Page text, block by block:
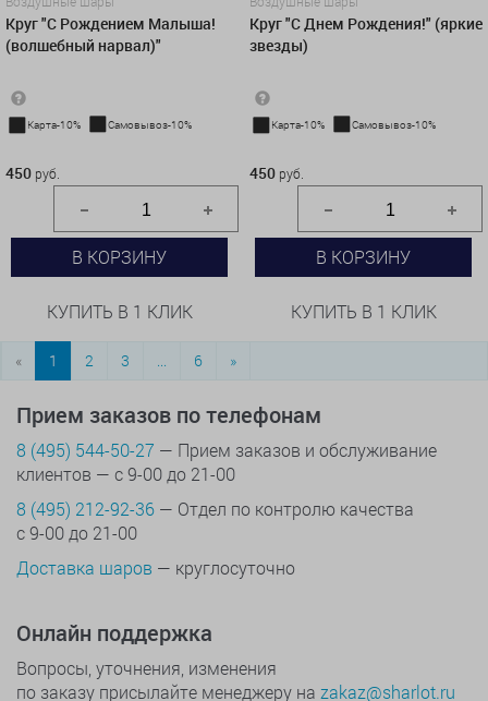
Круг "С Рождением Малыша!
(волшебный нарвал)"
Карта-10% Самовывоз-10%
450 руб.
В КОРЗИНУ
КУПИТЬ В 1 КЛИК
Круг "С Днем Рождения!" (яркие
звезды)
Карта-10% Самовывоз-10%
450 руб.
В КОРЗИНУ
КУПИТЬ В 1 КЛИК
« 1 2 3 ... 6 »
Прием заказов по телефонам
8 (495) 544-50-27 — Прием заказов и обслуживание
клиентов — с 9-00 до 21-00
8 (495) 212-92-36 — Отдел по контролю качества
с 9-00 до 21-00
Доставка шаров — круглосуточно
Онлайн поддержка
Вопросы, уточнения, изменения
по заказу присылайте менеджеру на zakaz@sharlot.ru